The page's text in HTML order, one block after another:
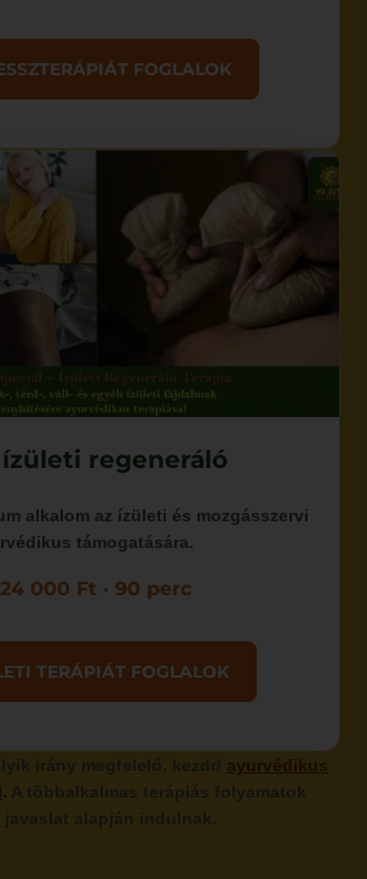
FOGLALOK
regeneráló
alkalom az ízületi és mozgásszervi
támogatására.
24 000 Ft · 90 perc
TERÁPIÁT FOGLALOK
irány megfelelő, kezdd ayurvédikus
. A többalkalmas terápiás folyamatok
javaslat alapján indulnak.